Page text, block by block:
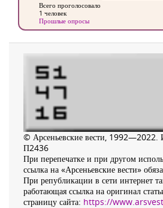
Всего проголосовало
1 человек
Прошлые опросы
© Арсеньевские вести, 1992—2022.
П2436
При перепечатке и при другом
ссылка на «Арсеньевские вести»
При републикации в сети интернет
работающая ссылка на оригинал
страницу сайта: https://